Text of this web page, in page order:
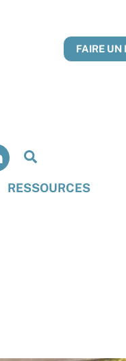
FAIRE UN
RESSOURCES